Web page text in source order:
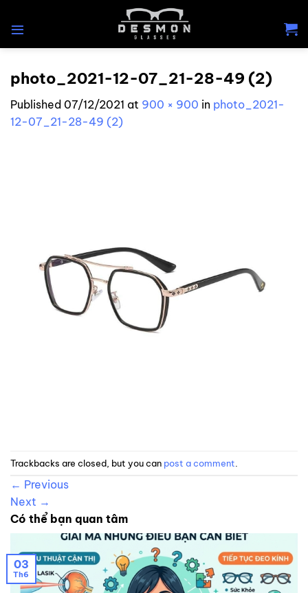
photo_2021-12-07_21-28-49 (2)
Published 07/12/2021 at 900 × 900 in photo_2021-
12-07_21-28-49 (2)
Trackbacks are closed, but you can post a comment
← Previous
Next →
Có thể bạn quan tâm
03
Th6